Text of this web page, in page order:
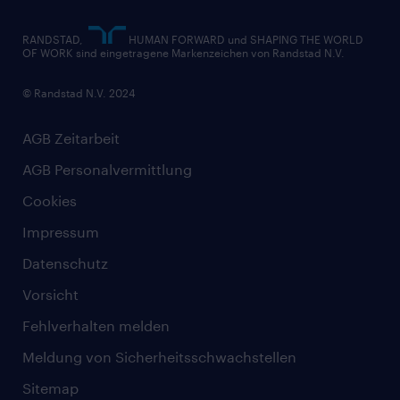
AGB Zeitarbeit
AGB Personalvermittlung
Cookies
Impressum
Datenschutz
Vorsicht
Fehlverhalten melden
Meldung von Sicherheitsschwachstellen
Sitemap
RANDSTAD,
HUMAN FORWARD und SHAPING THE WORLD
OF WORK sind eingetragene Markenzeichen von Randstad N.V.
© Randstad N.V. 2024